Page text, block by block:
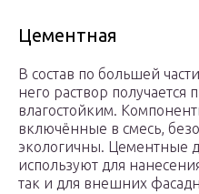
Цементная
В состав по большей
него раствор
влагостойким.
включённые в смесь,
экологичны. Цементные
используют для
так и для внешних